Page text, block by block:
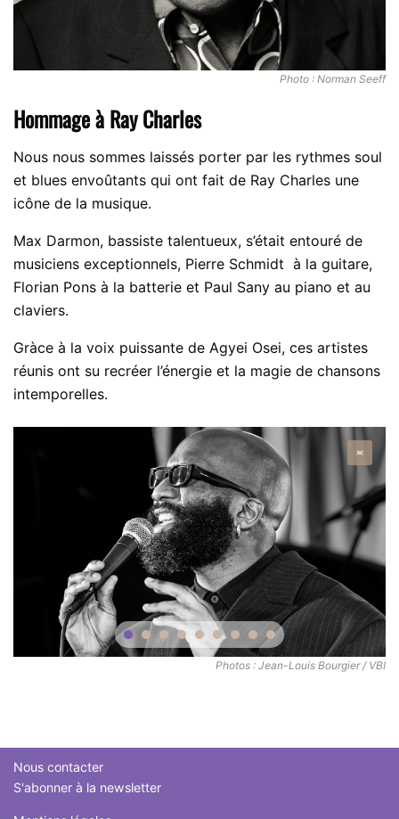
Photo : Norman Seeff
Hommage à Ray Charles
Nous nous sommes laissés porter par les rythmes soul
et blues envoûtants qui ont fait de Ray Charles une
icône de la musique.
Max Darmon, bassiste talentueux, s’était entouré de
musiciens exceptionnels, Pierre Schmidt à la guitare,
Florian Pons à la batterie et Paul Sany au piano et au
claviers.
Gràce à la voix puissante de Agyei Osei, ces artistes
réunis ont su recréer l’énergie et la magie de chansons
intemporelles.
Nous contacter
S'abonner à la newsletter